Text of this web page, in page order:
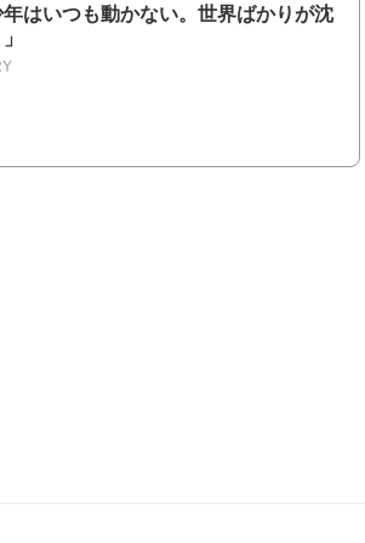
年はいつも動かない。世界ばかりが沈